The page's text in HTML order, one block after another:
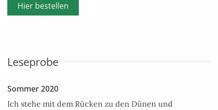
Hier bestellen
Leseprobe
Sommer 2020
Ich stehe mit dem Rücken zu den Dünen und